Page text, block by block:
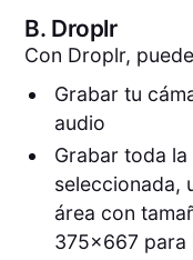
B. Droplr
Con Droplr,
Grabar tu
audio
Grabar toda
seleccionada,
área con
375x667 para